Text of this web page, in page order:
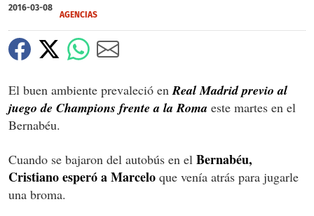
2016-03-08
AGENCIAS
El buen ambiente prevaleció en Real Madrid previo al
juego de Champions frente a la Roma este martes en el
Bernabéu.
Cuando se bajaron del autobús en el Bernabéu,
Cristiano esperó a Marcelo que venía atrás para jugarle
una broma.